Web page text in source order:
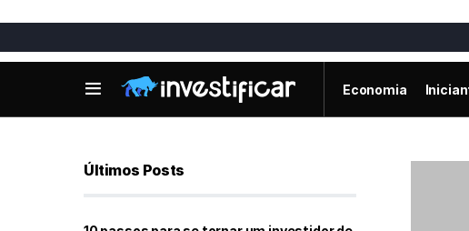
Economia
Últimos Posts